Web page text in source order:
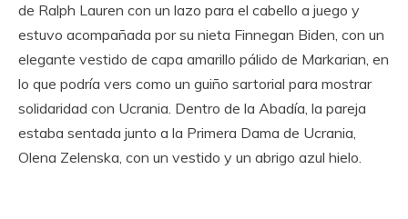
de Ralph Lauren con un lazo para el cabello a juego y
estuvo acompañada por su nieta Finnegan Biden, con un
elegante vestido de capa amarillo pálido de Markarian, en
lo que podría vers como un guiño sartorial para mostrar
solidaridad con Ucrania. Dentro de la Abadía, la pareja
estaba sentada junto a la Primera Dama de Ucrania,
Olena Zelenska, con un vestido y un abrigo azul hielo.